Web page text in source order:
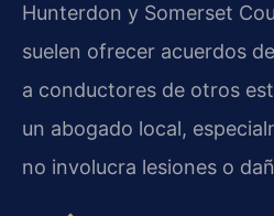
Hunterdon y Somerset
suelen ofrecer acuerdos
a conductores de otros
un abogado local,
no involucra lesiones o